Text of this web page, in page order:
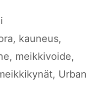
, kauneus,
, meikkivoide,
, Urban